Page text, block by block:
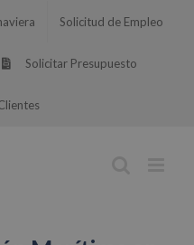
Solicitud de Empleo
Solicitar Presupuesto